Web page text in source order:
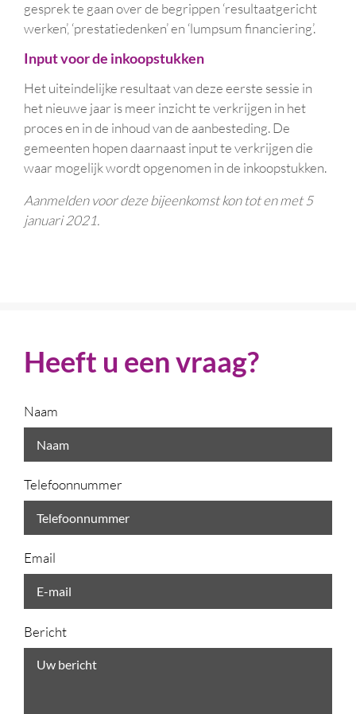
gesprek te gaan over de begrippen ‘resultaatgericht
werken’, ‘prestatiedenken’ en ‘lumpsum financiering’.
Input voor de inkoopstukken
Het uiteindelijke resultaat van deze eerste sessie in
het nieuwe jaar is meer inzicht te verkrijgen in het
proces en in de inhoud van de aanbesteding. De
gemeenten hopen daarnaast input te verkrijgen die
waar mogelijk wordt opgenomen in de inkoopstukken.
Aanmelden voor deze bijeenkomst kon tot en met 5
januari 2021.
Heeft u een vraag?
Naam
Telefoonnummer
Email
Bericht